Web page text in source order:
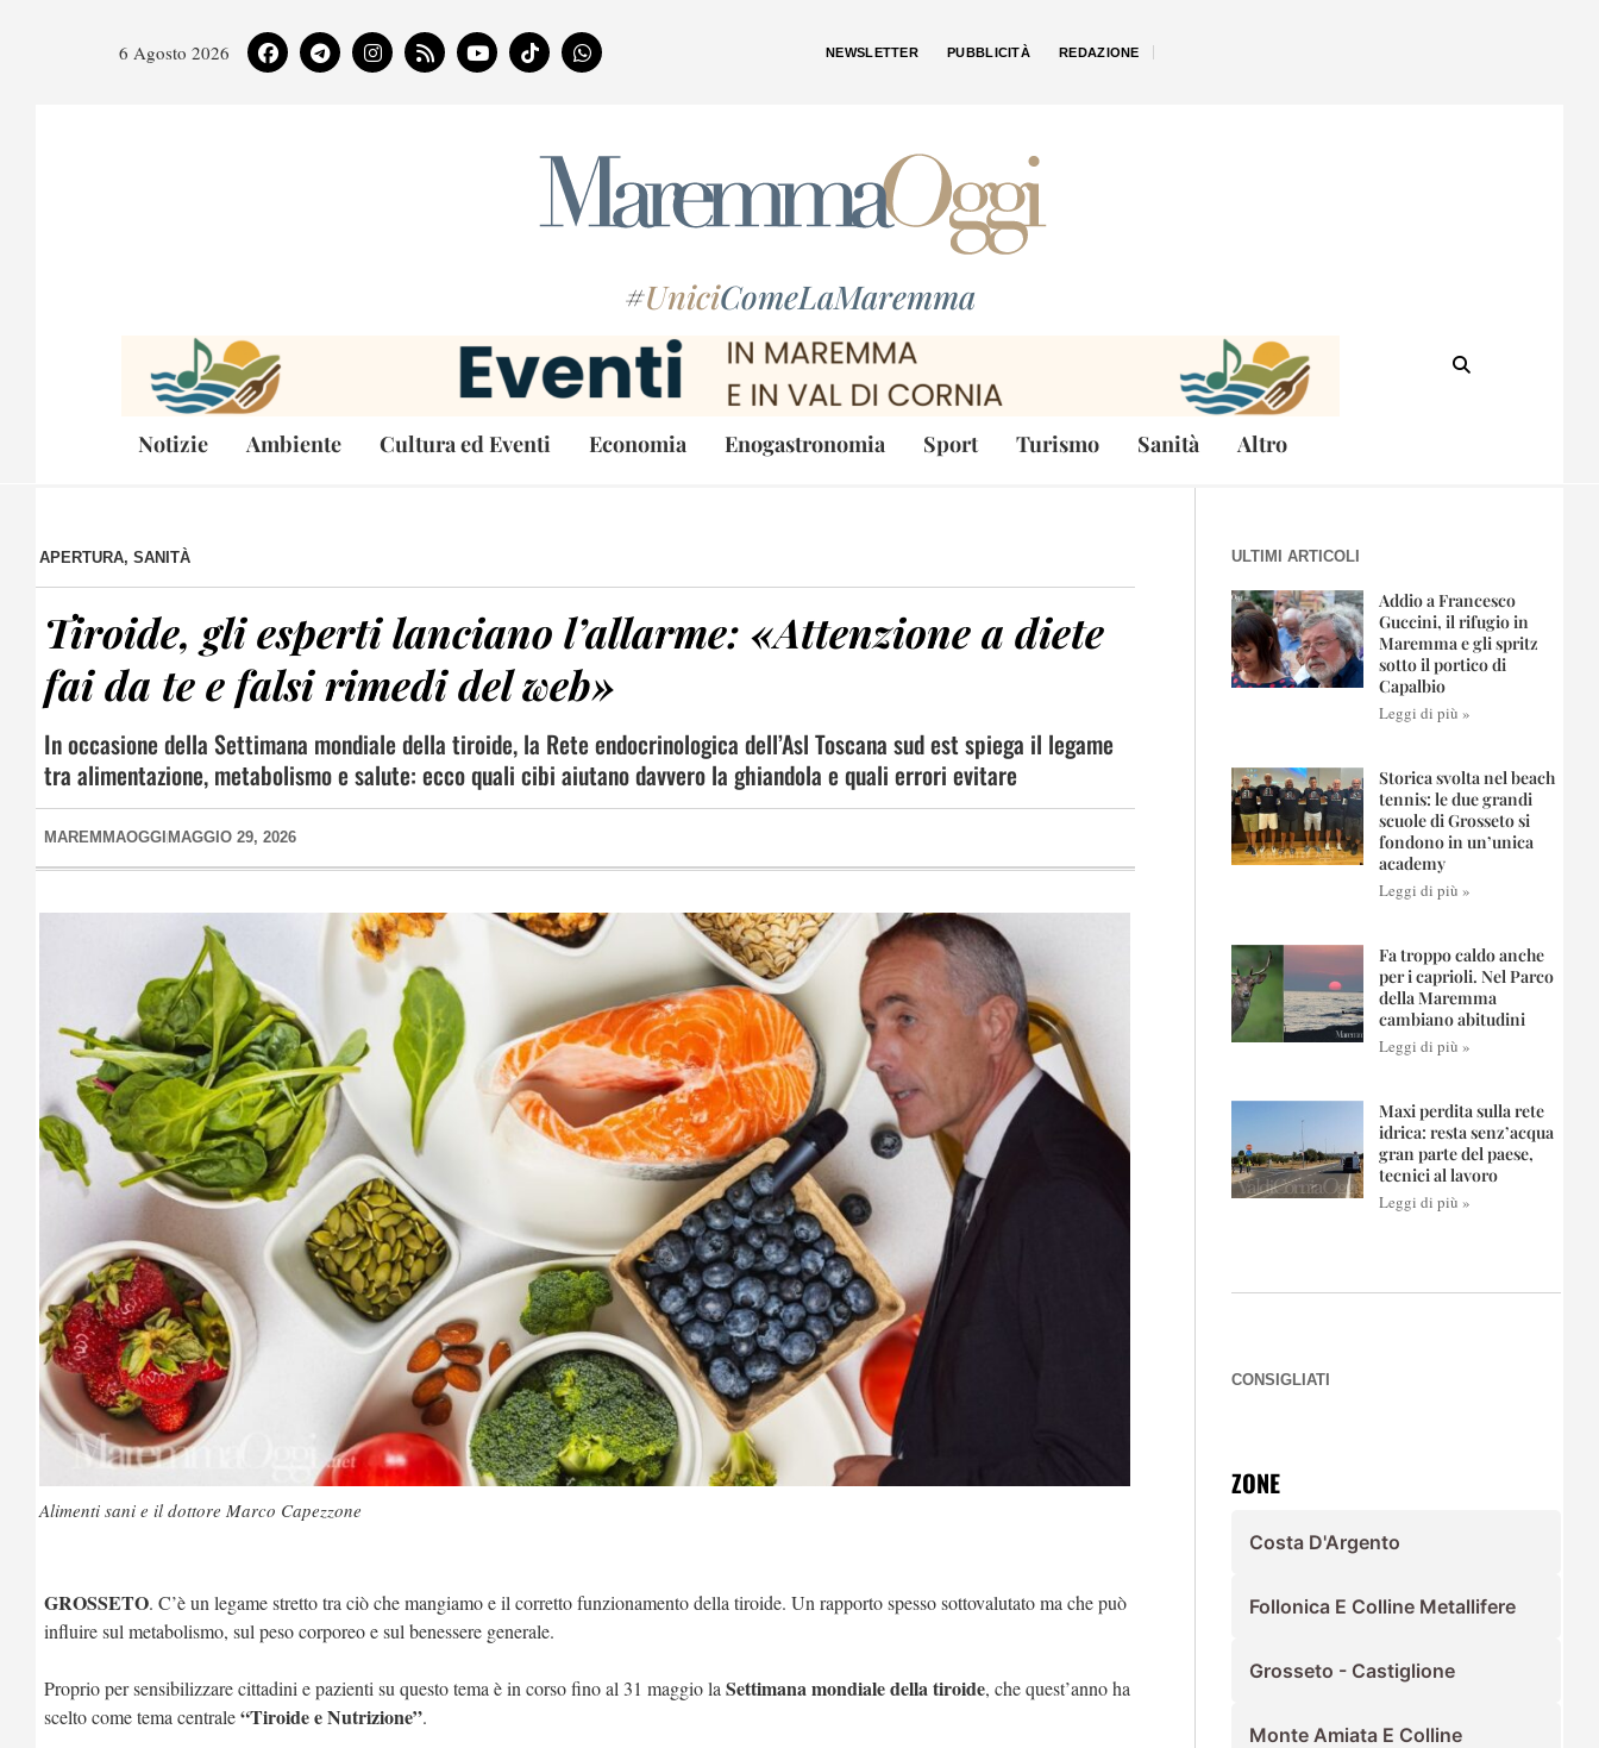
6 Agosto 2026 NEWSLETTER PUBBLICITÀ REDAZIONE
#UniciComeLaMaremma
Notizie Ambiente Cultura ed Eventi Economia Enogastronomia Sport Turismo Sanità Altro
APERTURA, SANITÀ
Tiroide, gli esperti lanciano l’allarme: «Attenzione a diete
fai da te e falsi rimedi del web»
In occasione della Settimana mondiale della tiroide, la Rete endocrinologica dell’Asl Toscana sud est spiega il legame
tra alimentazione, metabolismo e salute: ecco quali cibi aiutano davvero la ghiandola e quali errori evitare
MAREMMAOGGI MAGGIO 29, 2026
Alimenti sani e il dottore Marco Capezzone
GROSSETO. C’è un legame stretto tra ciò che mangiamo e il corretto funzionamento della tiroide. Un rapporto spesso sottovalutato ma che può
influire sul metabolismo, sul peso corporeo e sul benessere generale.
Proprio per sensibilizzare cittadini e pazienti su questo tema è in corso fino al 31 maggio la Settimana mondiale della tiroide, che quest’anno ha
scelto come tema centrale“Tiroide e Nutrizione”.
ULTIMI ARTICOLI
Addio a Francesco
Guccini, il rifugio in
Maremma e gli spritz
sotto il portico di
Capalbio
Leggi di più »
Storica svolta nel beach
tennis: le due grandi
scuole di Grosseto si
fondono in un’unica
academy
Leggi di più »
Fa troppo caldo anche
per i caprioli. Nel Parco
della Maremma
cambiano abitudini
Leggi di più »
Maxi perdita sulla rete
idrica: resta senz’acqua
gran parte del paese,
tecnici al lavoro
Leggi di più »
CONSIGLIATI
ZONE
Costa D'Argento
Follonica E Colline Metallifere
Grosseto - Castiglione
Monte Amiata E Colline